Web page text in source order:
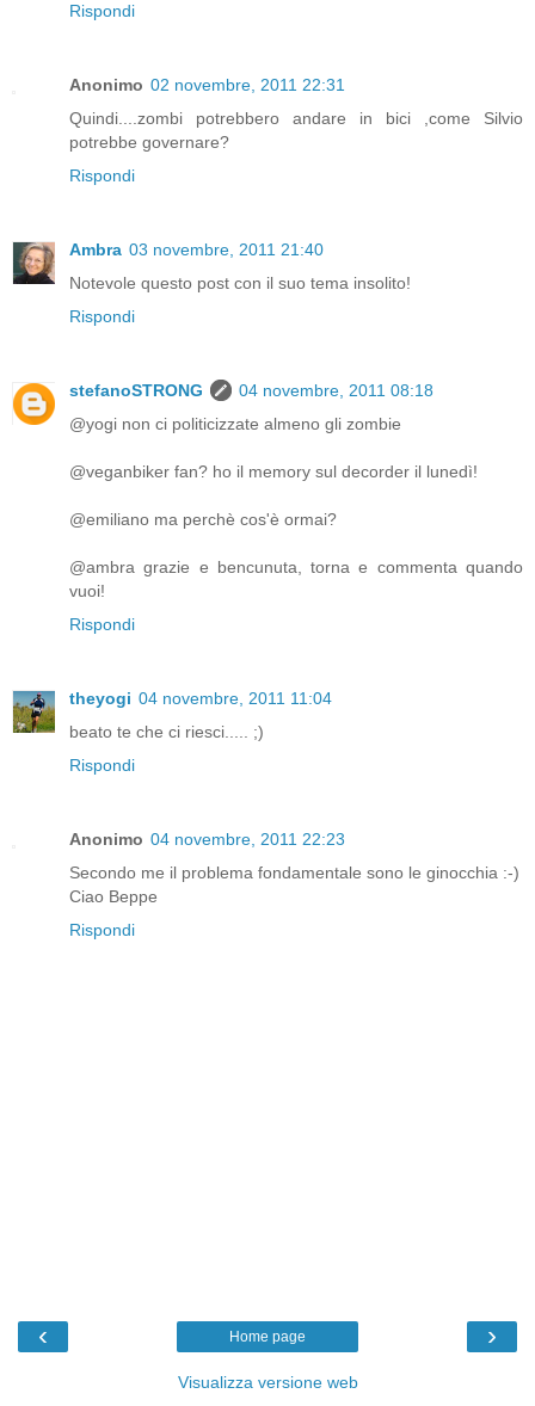
Rispondi
Anonimo 02 novembre, 2011 22:31
Quindi....zombi potrebbero andare in bici ,come Silvio
potrebbe governare?
Rispondi
Ambra 03 novembre, 2011 21:40
Notevole questo post con il suo tema insolito!
Rispondi
stefanoSTRONG
04 novembre, 2011 08:18
@yogi non ci politicizzate almeno gli zombie
@veganbiker fan? ho il memory sul decorder il lunedì!
@emiliano ma perchè cos'è ormai?
@ambra grazie e bencunuta, torna e commenta quando
vuoi!
Rispondi
theyogi 04 novembre, 2011 11:04
beato te che ci riesci..... ;)
Rispondi
Anonimo 04 novembre, 2011 22:23
Secondo me il problema fondamentale sono le ginocchia :-)
Ciao Beppe
Rispondi
‹ ›
Home page
Visualizza versione web